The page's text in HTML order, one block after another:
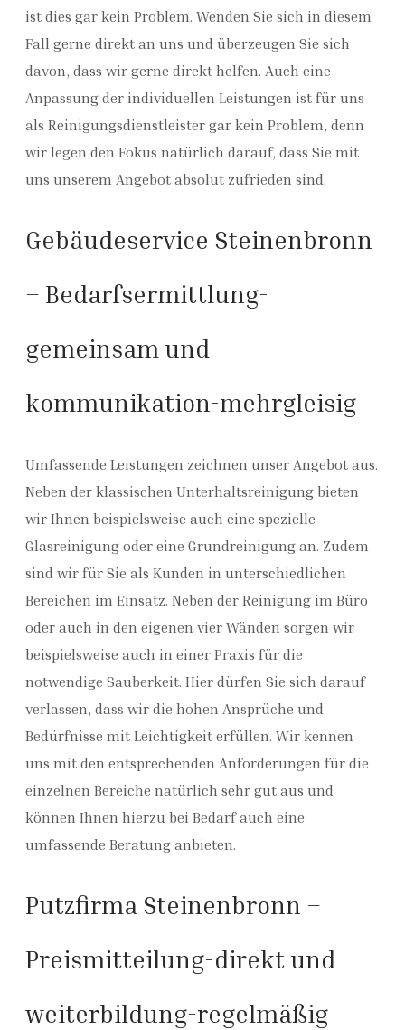
ist dies gar kein Problem. Wenden Sie sich in diesem
Fall gerne direkt an uns und überzeugen Sie sich
davon, dass wir gerne direkt helfen. Auch eine
Anpassung der individuellen Leistungen ist für uns
als Reinigungsdienstleister gar kein Problem, denn
wir legen den Fokus natürlich darauf, dass Sie mit
uns unserem Angebot absolut zufrieden sind.
Gebäudeservice Steinenbronn
– Bedarfsermittlung-
gemeinsam und
kommunikation-mehrgleisig
Umfassende Leistungen zeichnen unser Angebot aus.
Neben der klassischen Unterhaltsreinigung bieten
wir Ihnen beispielsweise auch eine spezielle
Glasreinigung oder eine Grundreinigung an. Zudem
sind wir für Sie als Kunden in unterschiedlichen
Bereichen im Einsatz. Neben der Reinigung im Büro
oder auch in den eigenen vier Wänden sorgen wir
beispielsweise auch in einer Praxis für die
notwendige Sauberkeit. Hier dürfen Sie sich darauf
verlassen, dass wir die hohen Ansprüche und
Bedürfnisse mit Leichtigkeit erfüllen. Wir kennen
uns mit den entsprechenden Anforderungen für die
einzelnen Bereiche natürlich sehr gut aus und
können Ihnen hierzu bei Bedarf auch eine
umfassende Beratung anbieten.
Putzfirma Steinenbronn –
Preismitteilung-direkt und
weiterbildung-regelmäßig